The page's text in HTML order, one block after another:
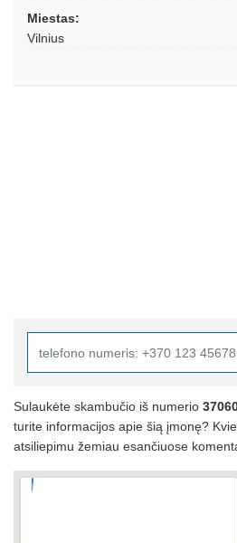
Miestas:
Vilnius
Sulaukėte skambučio iš numerio
turite informacijos apie šią įmonę?
atsiliepimu žemiau esančiuose